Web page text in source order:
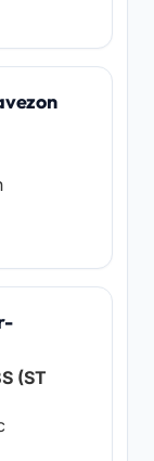
(ST